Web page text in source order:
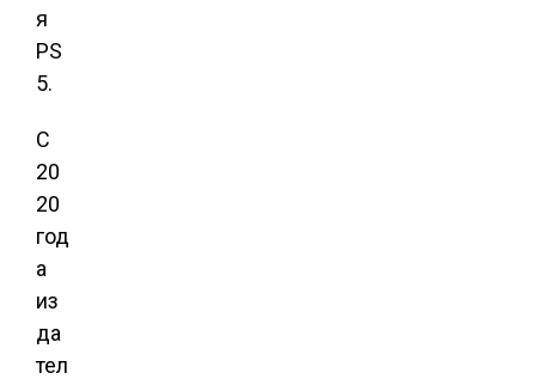
я
PS
5.
С
20
20
год
а
из
да
тел